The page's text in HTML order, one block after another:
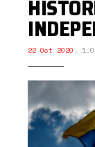
22 Oct 2020 ,